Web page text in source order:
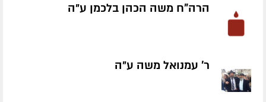
הרה"ח משה הכהן בלכמן ע״ה
ר' עמנואל משה ע״ה